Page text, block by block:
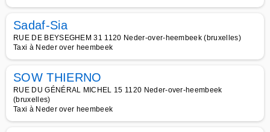
Sadaf-Sia
RUE DE BEYSEGHEM 31 1120 Neder-over-heembeek (bruxelles)
Taxi à Neder over heembeek
SOW THIERNO
RUE DU GÉNÉRAL MICHEL 15 1120 Neder-over-heembeek
(bruxelles)
Taxi à Neder over heembeek